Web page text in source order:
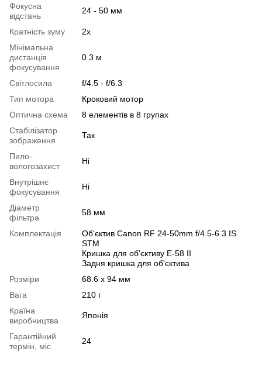
Фокусна
відстань
24 - 50 мм
Кратність зуму
2x
Мінімальна
дистанція
фокусування
0.3 м
Світлосила
f/4.5 - f/6.3
Тип мотора
Кроковий мотор
Оптична схема
8 елементів в 8 групах
Стабілізатор
зображення
Так
Пило-
вологозахист
Ні
Внутрішнє
фокусування
Ні
Діаметр
фільтра
58 мм
Комплектація
Об'єктив Canon RF 24-50mm f/4.5-6.3 IS
STM
Кришка для об'єктиву E-58 II
Задня кришка для об'єктива
Розміри
68.6 x 94 мм
Вага
210 г
Країна
виробництва
Японія
Гарантійний
термін, міс.
24